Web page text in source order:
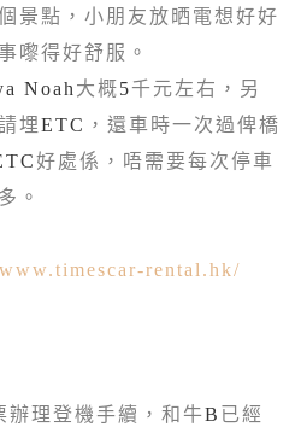
景點，小朋友放晒電想好好
嚟得好舒服。
Noah 大概5千元左右，另
埋ETC ，還車時一次過俾橋
好處係，唔需要每次停車
。
rental.hk/
辦理登機手續，和牛B 已經